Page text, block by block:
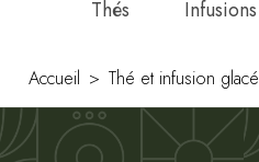
Thés Infusions
Accueil Thé et infusion glacé